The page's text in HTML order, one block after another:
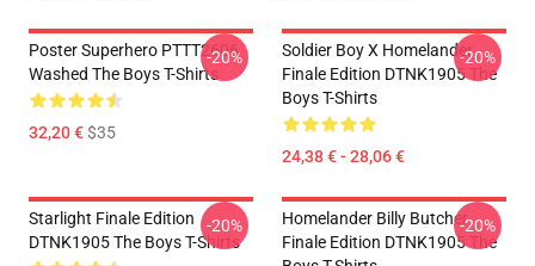
Poster Superhero PTTT2606
Washed The Boys T-Shirts
32,20 €$35
-20%
Soldier Boy X Homelander
Finale Edition DTNK1905 The
Boys T-Shirts
24,38 € - 28,06 €
-20%
Starlight Finale Edition
DTNK1905 The Boys T-Shirts
-20%
Homelander Billy Butcher
Finale Edition DTNK1905 The
-20%